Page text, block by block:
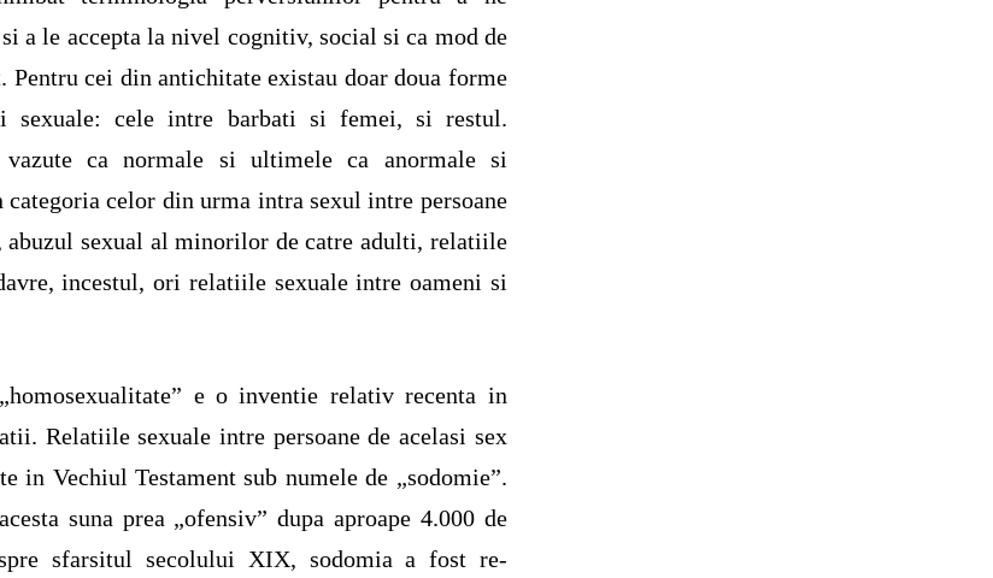
a le accepta la nivel cognitiv, social si ca mod de
Pentru cei din antichitate existau doar doua forme
sexuale: cele intre barbati si femei, si restul.
vazute ca normale si ultimele ca anormale si
celor din urma intra sexul intre persoane
abuzul sexual al minorilor de catre adulti, relatiile
incestul, ori relatiile sexuale intre oameni si
e o inventie relativ recenta in
Relatiile sexuale intre persoane de acelasi sex
in Vechiul Testament sub numele de „sodomie”.
suna prea „ofensiv” dupa aproape 4.000 de
sfarsitul secolului XIX, sodomia a fost re-